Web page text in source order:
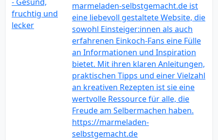
marmeladen-selbstgemacht.de ist
eine liebevoll gestaltete Website, die
sowohl Einsteiger:innen als auch
erfahrenen Einkoch-Fans eine Fülle
an Informationen und Inspiration
bietet. Mit ihren klaren Anleitungen,
praktischen Tipps und einer Vielzahl
an kreativen Rezepten ist sie eine
wertvolle Ressource für alle, die
Freude am Selbermachen haben.
https://marmeladen-
selbstgemacht.de